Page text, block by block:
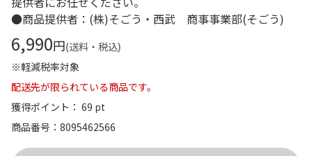
●商品提供者：(株)そごう・西武 商事事業部(そごう)
6,990円(送料・税込)
※軽減税率対象
配送先が限られている商品です。
獲得ポイント： 69 pt
商品番号
8095462566